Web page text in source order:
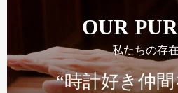
OUR
私たちの存
“時計好き仲